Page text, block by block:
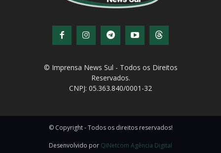
© Imprensa News Sul - Todos os Direitos
Reservados.
CNPJ: 05.363.840/0001-32
© Copyright - Todos os direitos reservados!
Desenvolvido por QiNetcom Agência Digital